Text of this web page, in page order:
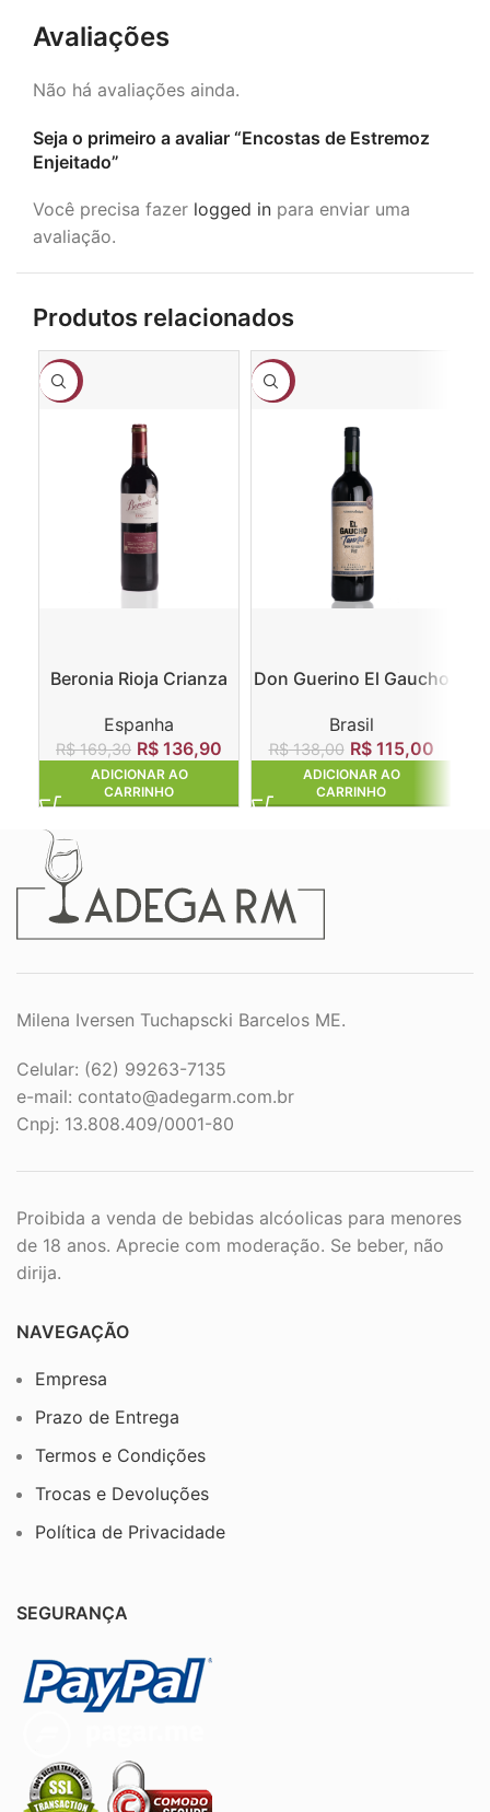
Avaliações
Não há avaliações ainda.
Seja o primeiro a avaliar “Encostas de Estremoz
Enjeitado”
Você precisa fazer logged in para enviar uma
avaliação.
Produtos relacionados
-19%
Beronia Rioja Crianza
Espanha
R$169,30 R$ 136,90
ADICIONAR AO
CARRINHO
-17%
Don Guerino El Gaucho
Brasil
R$138,00 R$115,00
ADICIONAR AO
CARRINHO
Milena Iversen Tuchapscki Barcelos ME.
Celular: (62) 99263-7135
e-mail: contato@adegarm.com.br
Cnpj: 13.808.409/0001-80
Proibida a venda de bebidas alcóolicas para menores
de 18 anos. Aprecie com moderação. Se beber, não
dirija.
NAVEGAÇÃO
Empresa
Prazo de Entrega
Termos e Condições
Trocas e Devoluções
Política de Privacidade
SEGURANÇA